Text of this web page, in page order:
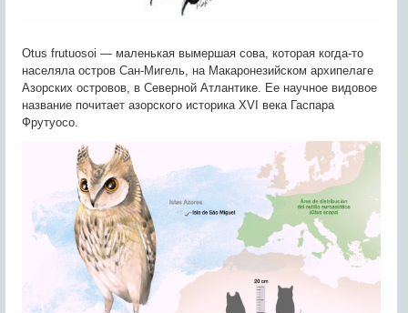
Otus frutuosoi — маленькая вымершая сова, которая когда-то
населяла остров Сан-Мигель, на Макаронезийском архипелаге
Азорских островов, в Северной Атлантике. Ее научное видовое
название почитает азорского историка XVI века Гаспара
Фрутуосо.